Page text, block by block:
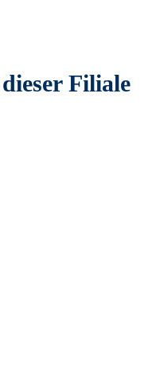
Filiale